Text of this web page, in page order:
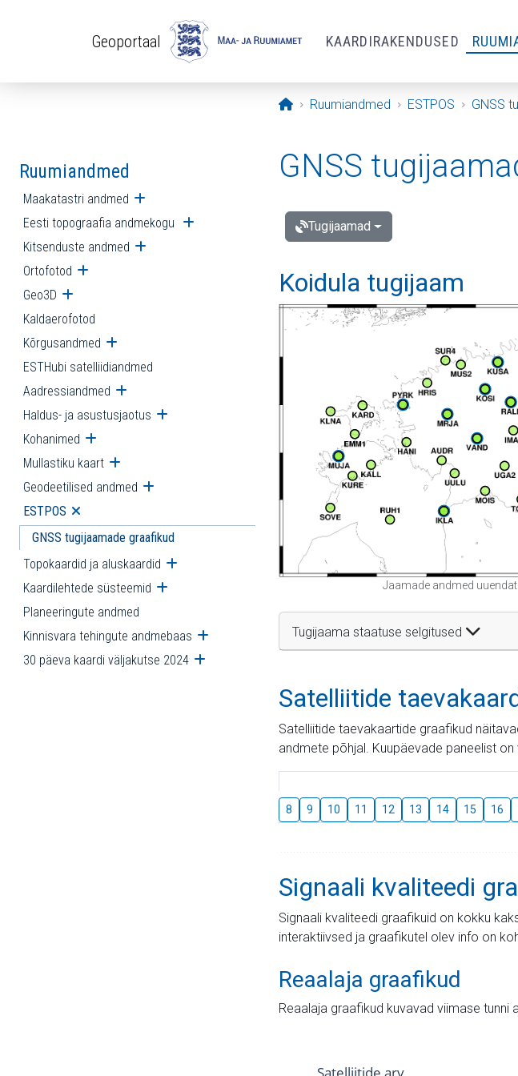
Geoportaal KAARDIRAKENDUSED
Avaleht
Ruumiandmed ESTPOS GNSS
Ruumiandmed
Maakatastri andmed Ava alammenüü
Eesti topograafia andmekogu Ava alammenüü
Kitsenduste andmed Ava alammenüü
Ortofotod Ava alammenüü
Geo3D Ava alammenüü
Kaldaerofotod
Kõrgusandmed Ava alammenüü
ESTHubi satelliidiandmed
Aadressiandmed Ava alammenüü
Haldus- ja asustusjaotus Ava alammenüü
Kohanimed Ava alammenüü
Mullastiku kaart Ava alammenüü
Geodeetilised andmed Ava alammenüü
ESTPOS Ava alammenüü
GNSS tugijaamade graafikud
Topokaardid ja aluskaardid Ava alammenüü
Kaardilehtede süsteemid Ava alammenüü
Planeeringute andmed
Kinnisvara tehingute andmebaas Ava alammenüü
30 päeva kaardi väljakutse 2024 Ava alammenüü
GNSS
Tugijaamad
Koidula tugijaam
Jaamade andmed
Tugijaama staatuse selgitused
Satelliitide
Satelliitide taevakaartide graafikud
andmete põhjal. Kuupäevade paneelist
8 9 10 11 12 13 14 15 16
Signaali kvaliteedi
Signaali kvaliteedi graafikuid on kokku
interaktiivsed ja graafikutel olev info on
Reaalaja graafikud
Reaalaja graafikud kuvavad viimase tunni